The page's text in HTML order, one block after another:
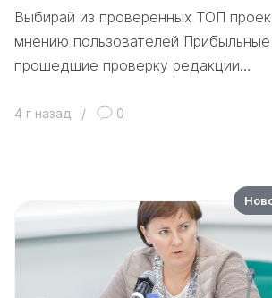
Выбирай из проверенных ТОП
мнению пользователей
прошедшие проверку редакции…
4 г назад / 0